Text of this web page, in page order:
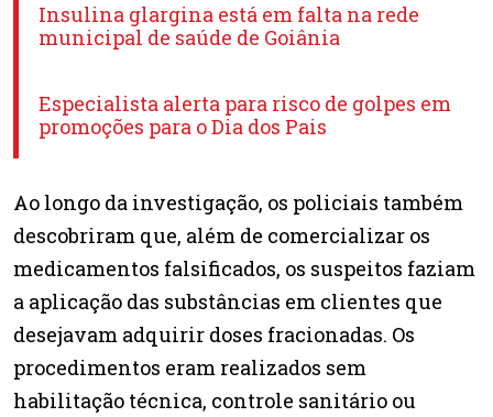
Insulina glargina está em falta na rede
municipal de saúde de Goiânia
Especialista alerta para risco de golpes em
promoções para o Dia dos Pais
Ao longo da investigação, os policiais também
descobriram que, além de comercializar os
medicamentos falsificados, os suspeitos faziam
a aplicação das substâncias em clientes que
desejavam adquirir doses fracionadas. Os
procedimentos eram realizados sem
habilitação técnica, controle sanitário ou